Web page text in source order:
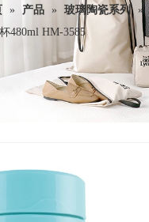
» 产品 » 玻璃陶瓷系列 »
480ml HM-3585